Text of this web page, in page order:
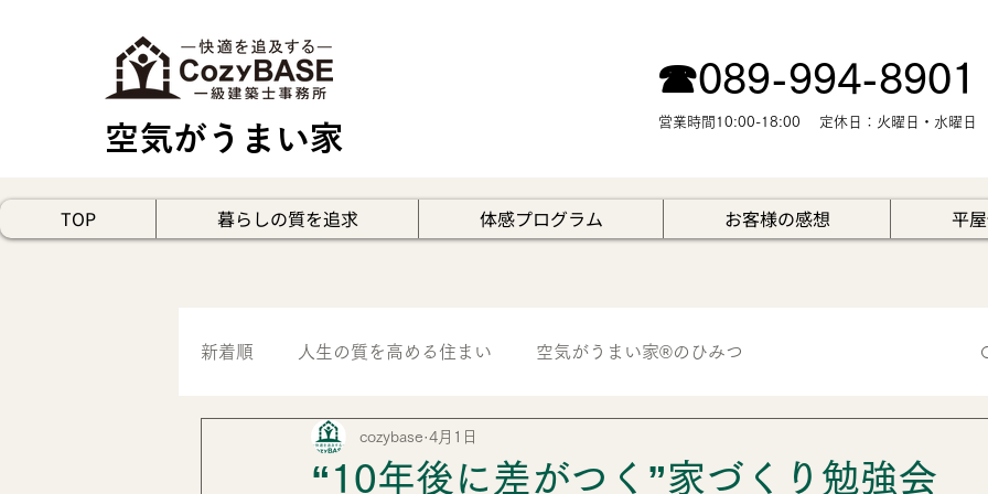
空気がうまい家
☎︎089-994-8901
営業時間10:00-18:00 定休日：火曜日・水曜日
TOP 暮らしの質を追求 体感プログラム お客様の感想 平
新着順 人生の質を高める住まい 空気がうまい家®のひみつ
見学会・空気体感レポート
“10年後に差がつく”家づくり勉強会
cozybase 4月1日